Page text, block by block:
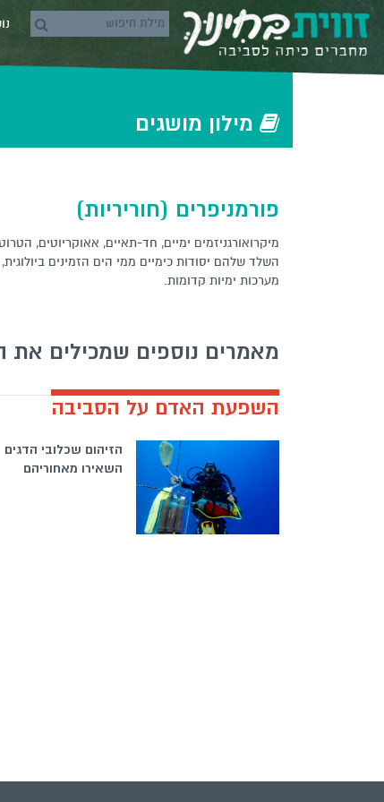
Skip to content
‫‫מילון‬ מושגים‬
פורמניפרים (חוריריות)
מיקרואורגניזמים ימיים, חד-תאיים, אאוקריוטים,
השלד שלהם יסודות כימיים ממי הים הזמינים
מערכות ימיות קדומות.
מאמרים נוספים שמכילים את
השפעת האדם על הסביבה
הזיהום שכלובי הדגים
השאירו מאחוריהם